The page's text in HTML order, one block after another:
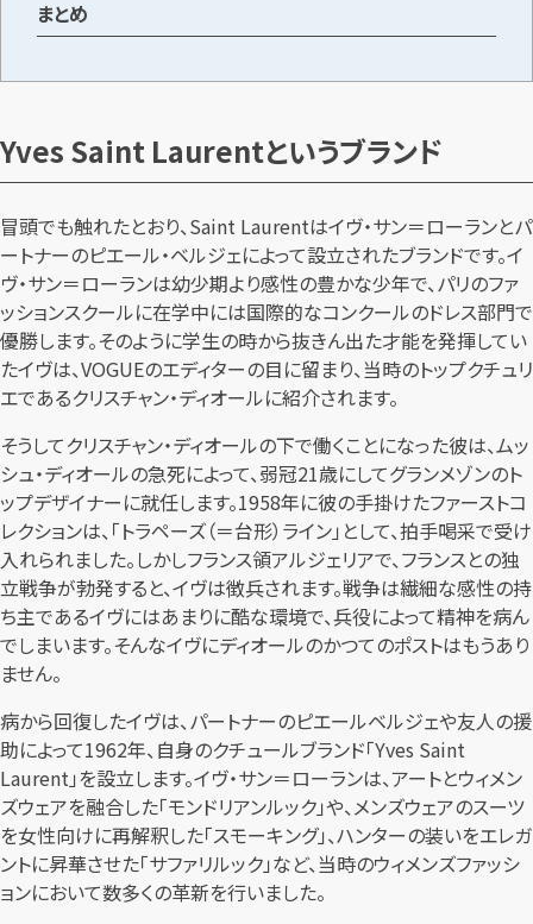
まとめ
Yves Saint Laurentというブランド
冒頭でも触れたとおり、Saint Laurentはイヴ・サン＝ローランとパ
ートナーのピエール・ベルジェによって設立されたブランドです。イ
ヴ・サン＝ローランは幼少期より感性の豊かな少年で、パリのファ
ッションスクールに在学中には国際的なコンクールのドレス部門で
優勝します。そのように学生の時から抜きん出た才能を発揮してい
たイヴは、VOGUEのエディターの目に留まり、当時のトップクチュリ
エであるクリスチャン・ディオールに紹介されます。
そうしてクリスチャン・ディオールの下で働くことになった彼は、ムッ
シュ・ディオールの急死によって、弱冠21歳にしてグランメゾンのト
ップデザイナーに就任します。1958年に彼の手掛けたファーストコ
レクションは、「トラペーズ（＝台形）ライン」として、拍手喝采で受け
入れられました。しかしフランス領アルジェリアで、フランスとの独
立戦争が勃発すると、イヴは徴兵されます。戦争は繊細な感性の持
ち主であるイヴにはあまりに酷な環境で、兵役によって精神を病ん
でしまいます。そんなイヴにディオールのかつてのポストはもうあり
ません。
病から回復したイヴは、パートナーのピエールベルジェや友人の援
助によって1962年、自身のクチュールブランド「Yves Saint
Laurent」を設立します。イヴ・サン＝ローランは、アートとウィメン
ズウェアを融合した「モンドリアンルック」や、メンズウェアのスーツ
を女性向けに再解釈した「スモーキング」、ハンターの装いをエレガ
ントに昇華させた「サファリルック」など、当時のウィメンズファッシ
ョンにおいて数多くの革新を行いました。